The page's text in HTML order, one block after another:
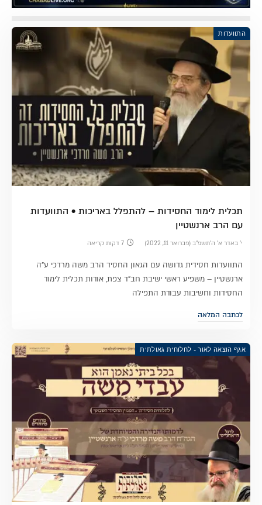
התוועדות
תכלית לימוד החסידות – להתפלל באריכות • התוועדות
עם הרב ארנשטיין
י׳ באדר א׳ ה׳תשפ״ב (פברואר 11, 2022) 7 דקות קריאה
התוועדות חסידית גדושה עם הגאון החסיד הרב משה מרדכי ע"ה
ארנשטיין – משפיע ראשי ישיבת חב"ד צפת, אודות תכלית לימוד
החסידות וחשיבות עבודת התפילה
לכתבה המלאה
אגף הוצאה לאור - לחלוחית גאולתית